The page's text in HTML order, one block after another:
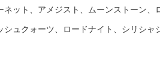
ット、アメジスト、ムーンストーン、
ュクォーツ、ロードナイト、シリシャ